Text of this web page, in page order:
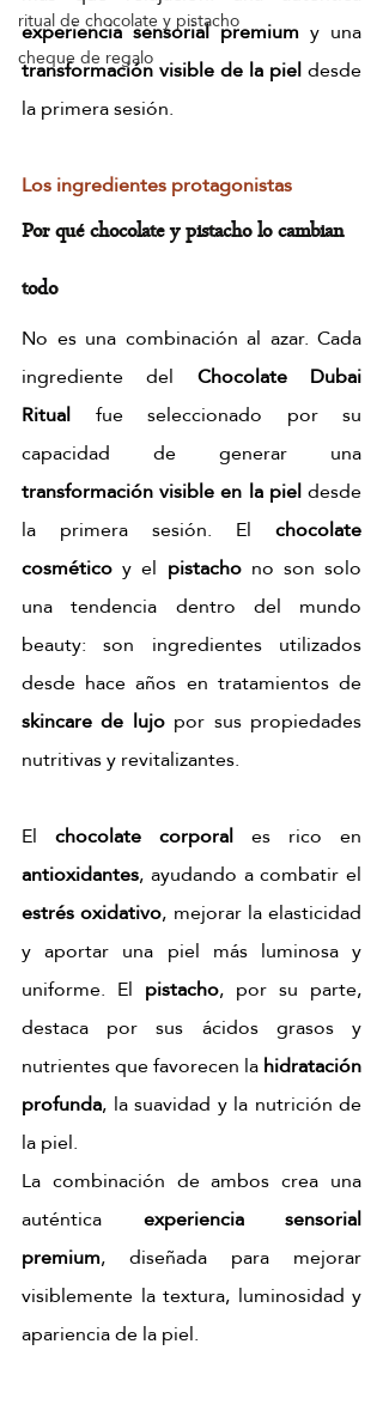
ritual de chocolate y pistacho
cheque de regalo
experiencia sensorial premium
transformación visible de la piel desde
la primera sesión.
Los ingredientes protagonistas
Por qué chocolate y pistacho lo cambian
todo
No es una combinación al azar. Cada
ingrediente del Chocolate Dubai
Ritual fue seleccionado por su
transformación visible en la piel desde
la primera sesión. El chocolate
cosmético y el pistacho no son solo
una tendencia dentro del mundo
beauty: son ingredientes utilizados
skincare de lujo por sus propiedades
nutritivas y revitalizantes.
El chocolate corporal
antioxidantes
estrés oxidativo, mejorar la elasticidad
y aportar una piel más luminosa y
uniforme. El pistacho, por su parte,
destaca por sus ácidos grasos y
nutrientes que favorecen la hidratación
profunda, la suavidad y la nutrición de
la piel.
La combinación de ambos crea una
auténtica experiencia sensorial
premium, diseñada para mejorar
visiblemente la textura, luminosidad y
apariencia de la piel.